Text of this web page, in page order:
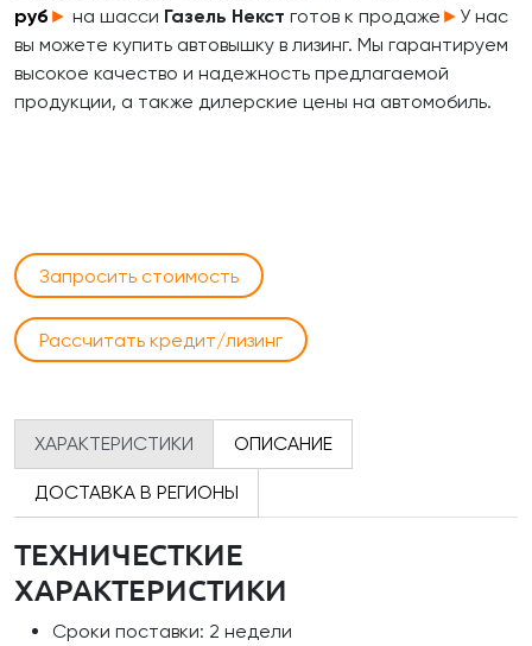
руб ► на шасси Газель Некст готов к продаже ► У нас
вы можете купить автовышку в лизинг. Мы гарантируем
высокое качество и надежность предлагаемой
продукции, а также дилерские цены на автомобиль.
Запросить стоимость
Рассчитать кредит/лизинг
ХАРАКТЕРИСТИКИ ОПИСАНИЕ
ДОСТАВКА В РЕГИОНЫ
ТЕХНИЧЕСТКИЕ
ХАРАКТЕРИСТИКИ
Сроки поставки: 2 недели